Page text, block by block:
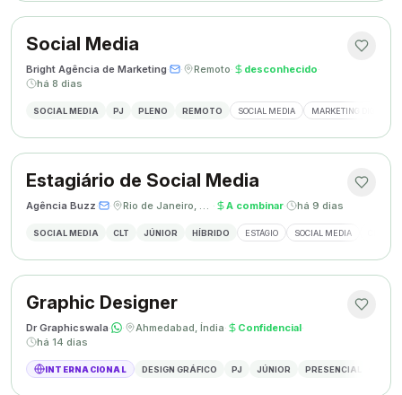
Social Media
Bright Agência de Marketing· · Remoto· desconhecido·
há 8 dias
SOCIAL MEDIA PJ PLENO REMOTO SOCIAL MEDIA MARKETING DIGITAL
Estagiário de Social Media
Agência Buzz· · Rio de Janeiro, Brasil · A combinar· há 9 dias
SOCIAL MEDIA CLT JÚNIOR HÍBRIDO ESTÁGIO SOCIAL MEDIA
Graphic Designer
Dr Graphicswala· · Ahmedabad, Índia· Confidencial·
há 14 dias
INTERNACIONAL DESIGN GRÁFICO PJ JÚNIOR PRESENCIAL